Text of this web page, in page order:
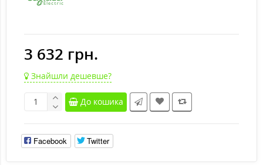
3 632 грн.
Знайшли дешевше?
До кошика
Facebook Twitter